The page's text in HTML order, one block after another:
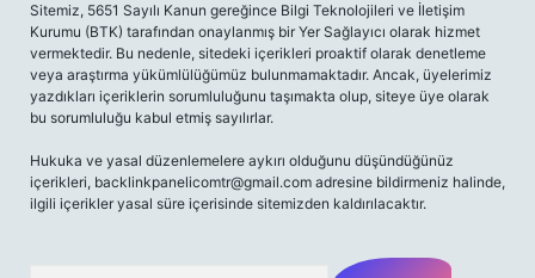
Sitemiz, 5651 Sayılı Kanun gereğince Bilgi Teknolojileri ve İletişim
Kurumu (BTK) tarafından onaylanmış bir Yer Sağlayıcı olarak hizmet
vermektedir. Bu nedenle, sitedeki içerikleri proaktif olarak denetleme
veya araştırma yükümlülüğümüz bulunmamaktadır. Ancak, üyelerimiz
yazdıkları içeriklerin sorumluluğunu taşımakta olup, siteye üye olarak
bu sorumluluğu kabul etmiş sayılırlar.
Hukuka ve yasal düzenlemelere aykırı olduğunu düşündüğünüz
içerikleri, backlinkpanelicomtr@gmail.com adresine bildirmeniz halinde,
ilgili içerikler yasal süre içerisinde sitemizden kaldırılacaktır.